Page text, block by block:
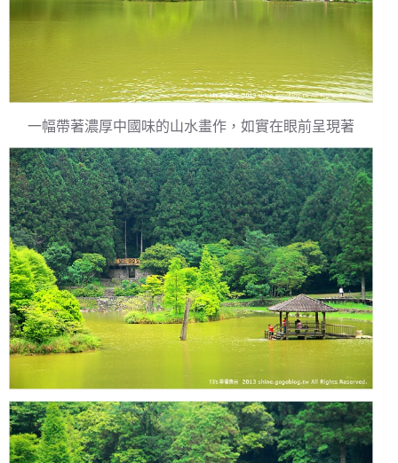
一幅帶著濃厚中國味的山水畫作，如實在眼前呈現著